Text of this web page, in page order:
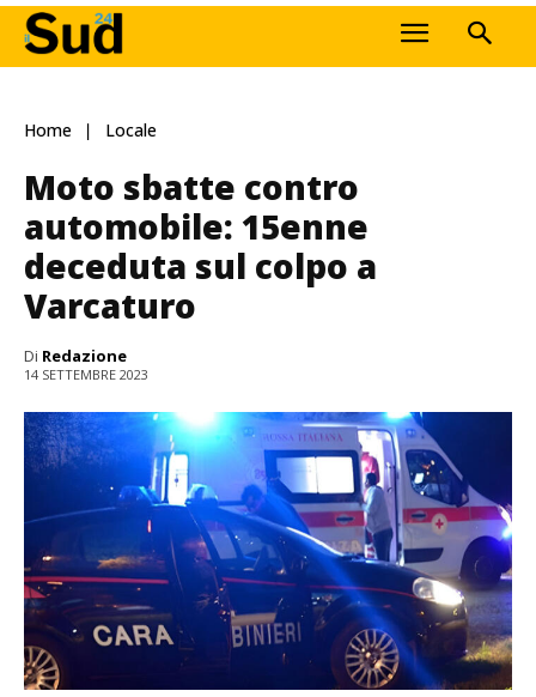
Home Locale
Moto sbatte contro
automobile: 15enne
deceduta sul colpo a
Varcaturo
Di Redazione
14 SETTEMBRE 2023